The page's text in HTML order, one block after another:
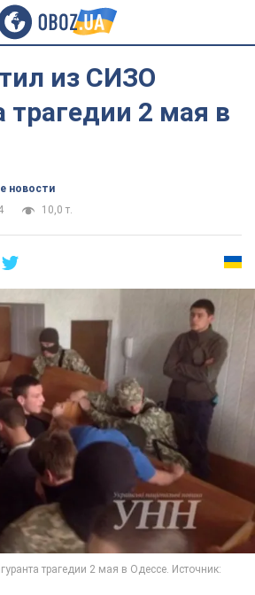
из СИЗО
трагедии 2 мая в
новости
10,0 т.